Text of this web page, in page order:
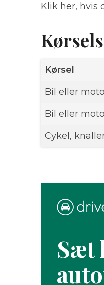
Klik her, hvis
Kørsel
Bil eller
Bil eller
Cykel,
Sæt